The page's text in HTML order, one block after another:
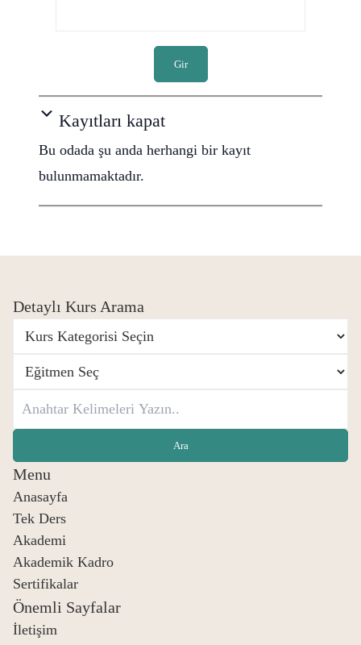
Gir
Kayıtları kapat
Bu odada şu anda herhangi bir kayıt
bulunmamaktadır.
Detaylı Kurs Arama
Menu
Anasayfa
Tek Ders
Akademi
Akademik Kadro
Sertifikalar
Önemli Sayfalar
İletişim